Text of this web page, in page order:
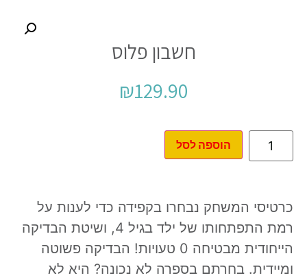
חשבון פלוס
₪129.90
הוספה לסל
כרטיסי המשחק נבחרו בקפידה כדי לענות על
רמת התפתחותו של ילד בגיל 4, ושיטת הבדיקה
הייחודית מבטיחה 0 טעויות! הבדיקה פשוטה
ומיידית. בחרתם בספרה לא נכונה? היא לא